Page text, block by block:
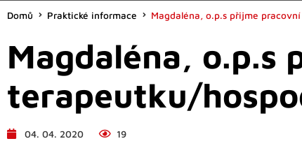
Domů Praktické informace Magdaléna, o.p.s přijme
Magdaléna, o.p.s
terapeutku/
04. 04. 2020 19